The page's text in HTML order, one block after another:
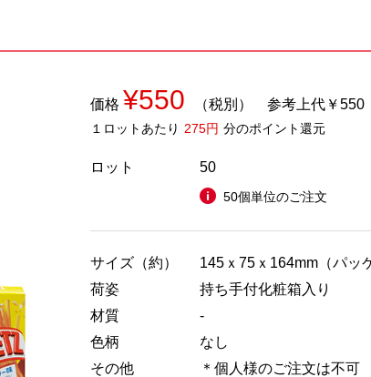
価格 ¥550 （税別） 参考上代￥550
１ロットあたり 275円 分のポイント還元
ロット 50
50個単位のご注文
サイズ（約）
145ｘ75ｘ164mm（パッ
荷姿
持ち手付化粧箱入り
材質
-
色柄
なし
その他
＊個人様のご注文は不可